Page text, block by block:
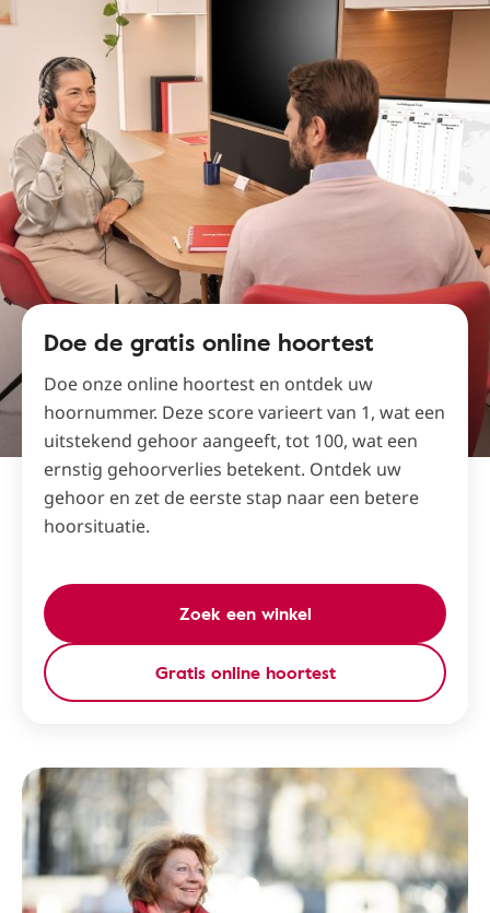
Doe de gratis online hoortest
Doe onze online hoortest en ontdek uw
hoornummer. Deze score varieert van 1, wat een
uitstekend gehoor aangeeft, tot 100, wat een
ernstig gehoorverlies betekent. Ontdek uw
gehoor en zet de eerste stap naar een betere
hoorsituatie.
Zoek een winkel
Gratis online hoortest